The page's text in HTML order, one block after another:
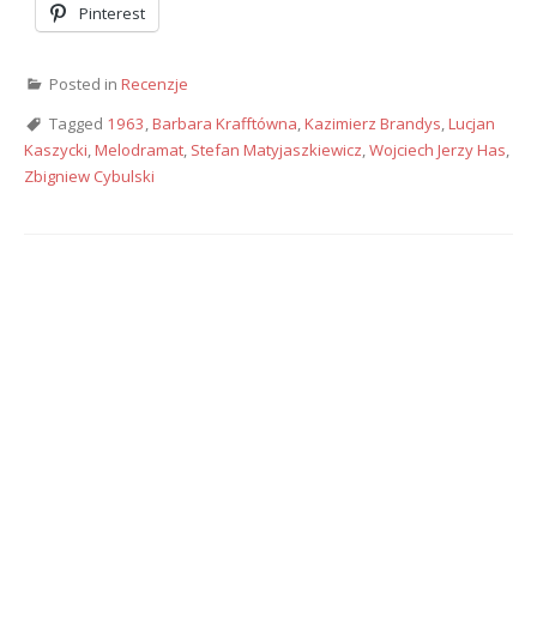
Pinterest
Posted in Recenzje
Tagged 1963,Barbara Krafftówna,Kazimierz Brandys,Lucjan
Kaszycki,Melodramat, Stefan Matyjaszkiewicz,Wojciech Jerzy Has,
Zbigniew Cybulski